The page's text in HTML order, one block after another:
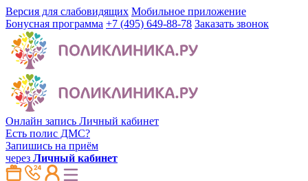
Версия для слабовидящих Мобильное приложение
Бонусная программа +7 (495) 649-88-78 Заказать звонок
Онлайн запись Личный кабинет
Есть полис ДМС?
Запишись на приём
через Личный кабинет